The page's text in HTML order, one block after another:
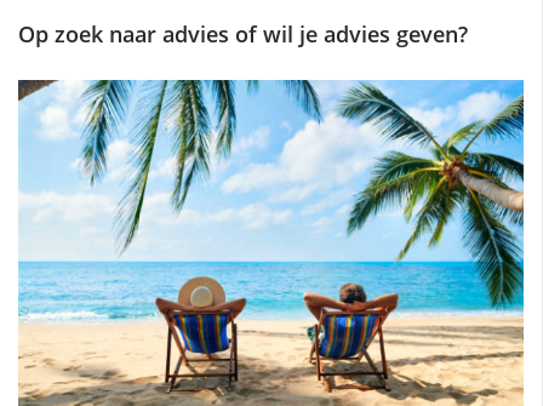
Op zoek naar advies of wil je advies geven?